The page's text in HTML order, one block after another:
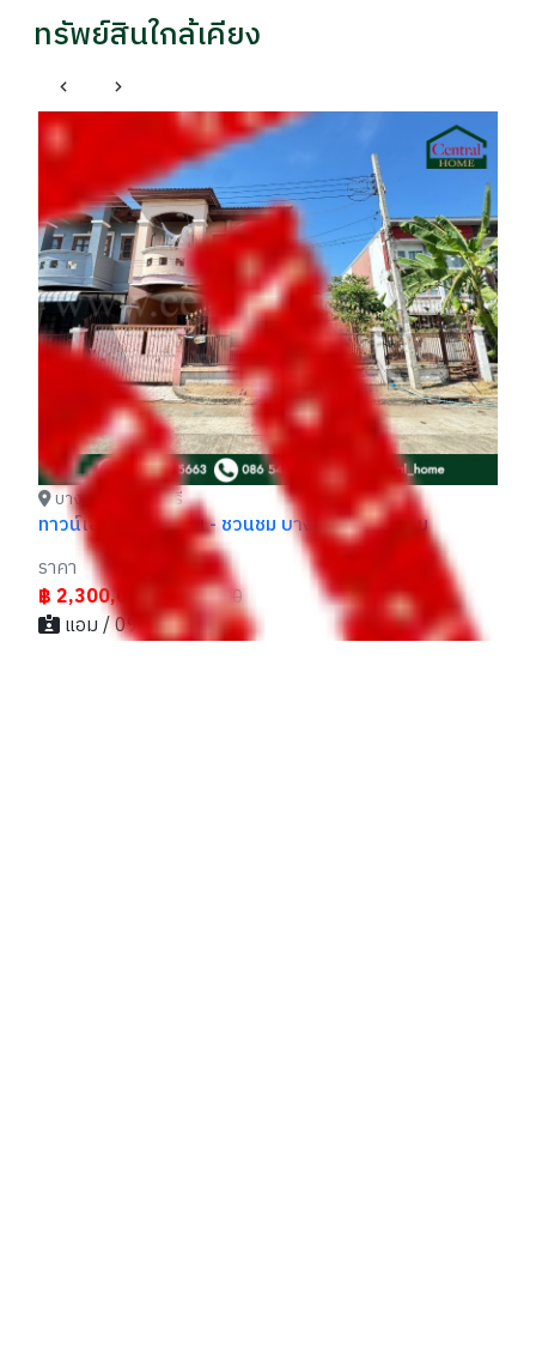
ทรัพย์สินใกล้เคียง
บางบัวทอง นนทบุรี
ทาวน์เฮ้าส์ ศิริวรรณ - ชวนชม บางบัวทอง หลังริม
ราคา
฿ 2,300,000
฿2,500,000
แอม / 095xxxxx61